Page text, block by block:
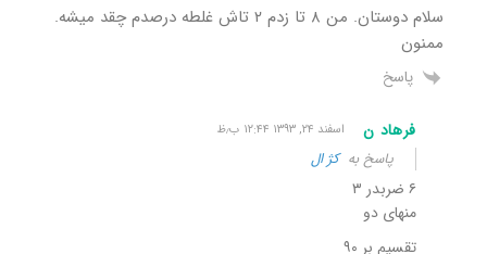
سلام دوستان. من ۸ تا زدم ۲ تاش غلطه درصدم چقد میشه.
ممنون
پاسخ
فرهاد ن اسفند ۲۴, ۱۳۹۳ ۱۲:۴۴ ب٫ظ
پاسخ بهکژ ال
۶ ضربدر ۳
منهای دو
تقسیم بر ۹۰